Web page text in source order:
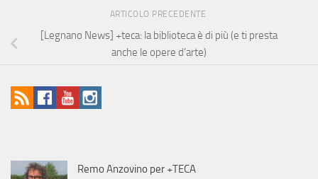
ARTICOLO PRECEDENTE
[Legnano News] +teca: la biblioteca è di più (e ti presta
anche le opere d’arte)
Remo Anzovino per +TECA